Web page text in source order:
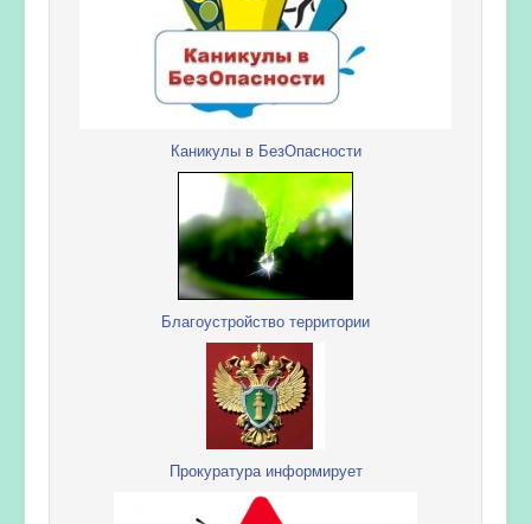
Каникулы в БезОпасности
Благоустройство территории
Прокуратура информирует